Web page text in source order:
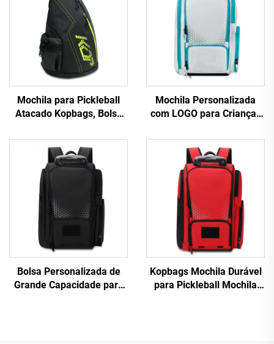
Mochila para Pickleball
Atacado Kopbags, Bolsa
Mulheres, Mochila de
Tênis com Pá de Pickleball
Reversível
Mochila Personalizada
com LOGO para Crianças
Pickleball, Mochila
Esportiva Casual
Bolsa Personalizada de
Grande Capacidade para
Kopbags Mochila Durável
para Pickleball Mochila